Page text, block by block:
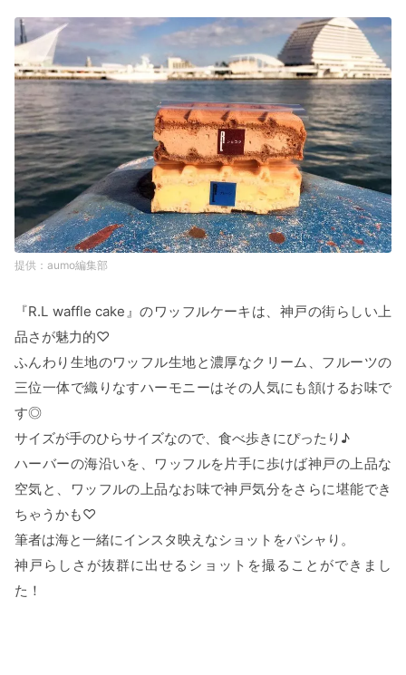
aumo編集部
『R.L waffle cake』のワッフルケーキは、神戸の街らしい上
品さが魅力的♡
ふんわり生地のワッフル生地と濃厚なクリーム、フルーツの
三位一体で織りなすハーモニーはその人気にも頷けるお味で
す◎
サイズが手のひらサイズなので、食べ歩きにぴったり♪
ハーバーの海沿いを、ワッフルを片手に歩けば神戸の上品な
空気と、ワッフルの上品なお味で神戸気分をさらに堪能でき
ちゃうかも♡
筆者は海と一緒にインスタ映えなショットをパシャり。
神戸らしさが抜群に出せるショットを撮ることができまし
た！